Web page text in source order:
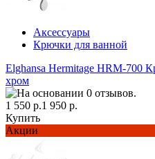
Аксессуары
Крючки для ванной
Elghansa Hermitage HRM-700
хром
1 550 р.1 950 р.
Купить
Акции